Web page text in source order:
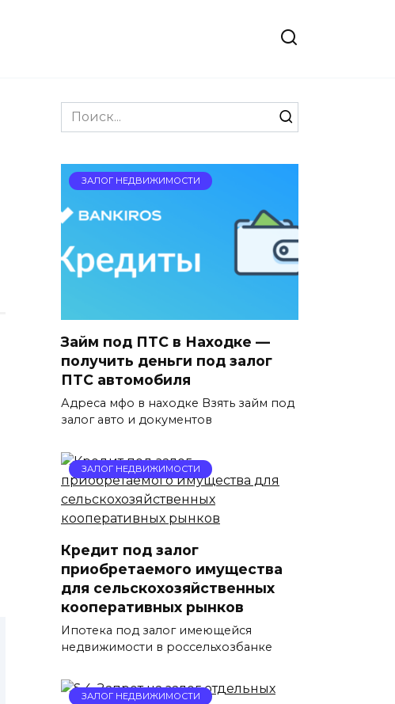
Search
for:
ЗАЛОГ НЕДВИЖИМОСТИ
Займ под ПТС в Находке —
получить деньги под залог
ПТС автомобиля
Адреса мфо в находке Взять займ под
залог авто и документов
ЗАЛОГ НЕДВИЖИМОСТИ
Кредит под залог
приобретаемого имущества
для сельскохозяйственных
кооперативных рынков
Ипотека под залог имеющейся
недвижимости в россельхозбанке
ЗАЛОГ НЕДВИЖИМОСТИ